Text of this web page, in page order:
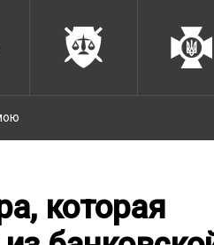
которая